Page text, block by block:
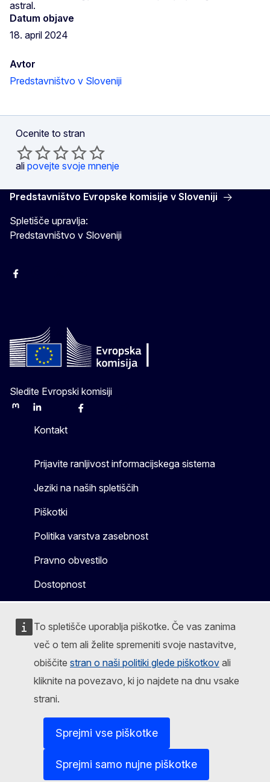
To spletišče uporablja piškotke. Če vas zanima
več o tem ali želite spremeniti svoje nastavitve,
obiščite stran o naši politiki glede piškotkov ali
kliknite na povezavo, ki jo najdete na dnu vsake
strani.
Sprejmi vse piškotke
Sprejmi samo nujne piškotke
astral.
Datum objave
18. april 2024
Avtor
Predstavništvo v Sloveniji
Ocenite to stran
ali povejte svoje mnenje
Predstavništvo Evropske komisije v Sloveniji
Spletišče upravlja:
Predstavništvo v Sloveniji
Facebook
Sledite Evropski komisiji
MastodonLinkedInBlueskyFacebook
Kontakt
Prijavite ranljivost informacijskega sistema
Jeziki na naših spletiščih
Piškotki
Politika varstva zasebnost
Pravno obvestilo
Dostopnost